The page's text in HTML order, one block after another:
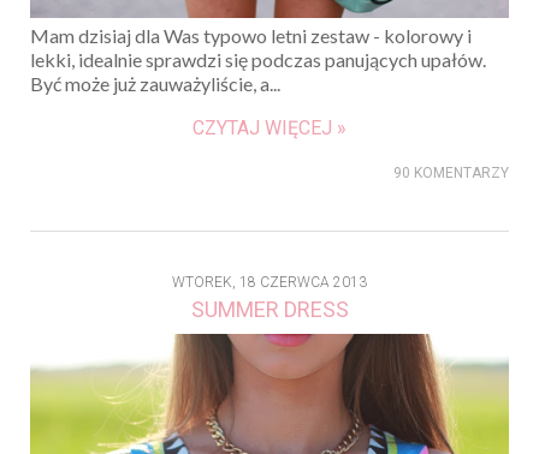
Mam dzisiaj dla Was typowo letni zestaw - kolorowy i
lekki, idealnie sprawdzi się podczas panujących upałów.
Być może już zauważyliście, a...
CZYTAJ WIĘCEJ »
90 KOMENTARZY
WTOREK, 18 CZERWCA 2013
SUMMER DRESS